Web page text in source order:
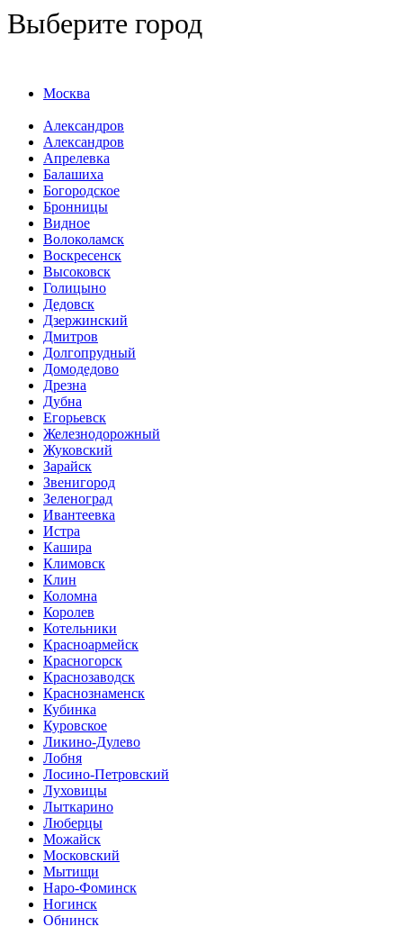
Выберите город
Москва
Александров
Александров
Апрелевка
Балашиха
Богородское
Бронницы
Видное
Волоколамск
Воскресенск
Высоковск
Голицыно
Дедовск
Дзержинский
Дмитров
Долгопрудный
Домодедово
Дрезна
Дубна
Егорьевск
Железнодорожный
Жуковский
Зарайск
Звенигород
Зеленоград
Ивантеевка
Истра
Кашира
Климовск
Клин
Коломна
Королев
Котельники
Красноармейск
Красногорск
Краснозаводск
Краснознаменск
Кубинка
Куровское
Ликино-Дулево
Лобня
Лосино-Петровский
Луховицы
Лыткарино
Люберцы
Можайск
Московский
Мытищи
Наро-Фоминск
Ногинск
Обнинск